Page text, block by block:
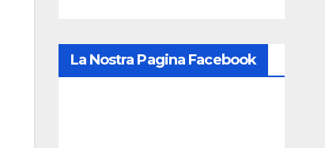
La Nostra Pagina Facebook